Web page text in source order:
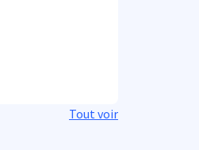
Tout voir